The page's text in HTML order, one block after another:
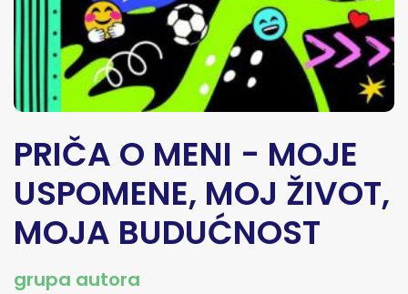
PRIČA O MENI - MOJE
USPOMENE, MOJ ŽIVOT,
MOJA BUDUĆNOST
grupa autora